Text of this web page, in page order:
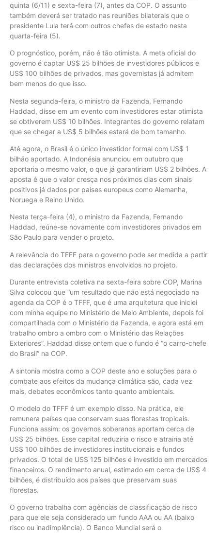
quinta (6/11) e sexta-feira (7), antes da COP. O assunto
também deverá ser tratado nas reuniões bilaterais que o
presidente Lula terá com outros chefes de estado nesta
quarta-feira (5).
O prognóstico, porém, não é tão otimista. A meta oficial do
governo é captar US$ 25 bilhões de investidores públicos e
US$ 100 bilhões de privados, mas governistas já admitem
bem menos do que isso.
Nesta segunda-feira, o ministro da Fazenda, Fernando
Haddad, disse em um evento com investidores estar otimista
se obtiverem US$ 10 bilhões. Integrantes do governo relatam
que se chegar a US$ 5 bilhões estará de bom tamanho.
Até agora, o Brasil é o único investidor formal com US$ 1
bilhão aportado. A Indonésia anunciou em outubro que
aportaria o mesmo valor, o que já garantiriam US$ 2 bilhões. A
aposta é que o valor cresça nos próximos dias com sinais
positivos já dados por países europeus como Alemanha,
Noruega e Reino Unido.
Nesta terça-feira (4), o ministro da Fazenda, Fernando
Haddad, reúne-se novamente com investidores privados em
São Paulo para vender o projeto.
A relevância do TFFF para o governo pode ser medida a partir
das declarações dos ministros envolvidos no projeto.
Durante entrevista coletiva na sexta-feira sobre COP, Marina
Silva colocou que “um resultado que não está negociado na
agenda da COP é o TFFF, que é uma arquitetura que iniciei
com minha equipe no Ministério de Meio Ambiente, depois foi
compartilhada com o Ministério da Fazenda, e agora está em
trabalho ombro a ombro com o Ministério das Relações
Exteriores”. Haddad disse ontem que o fundo é “o carro-chefe
do Brasil” na COP.
A sintonia mostra como a COP deste ano e soluções para o
combate aos efeitos da mudança climática são, cada vez
mais, debates econômicos tanto quanto ambientais.
O modelo do TFFF é um exemplo disso. Na prática, ele
remunera países que conservam suas florestas tropicais.
Funciona assim: os governos soberanos aportam cerca de
US$ 25 bilhões. Esse capital reduziria o risco e atrairia até
US$ 100 bilhões de investidores institucionais e fundos
privados. O total de US$ 125 bilhões é investido em mercados
financeiros. O rendimento anual, estimado em cerca de US$ 4
bilhões, é distribuído aos países que preservam suas
florestas.
O governo trabalha com agências de classificação de risco
para que ele seja considerado um fundo AAA ou AA (baixo
risco ou inadimplência). O Banco Mundial será o